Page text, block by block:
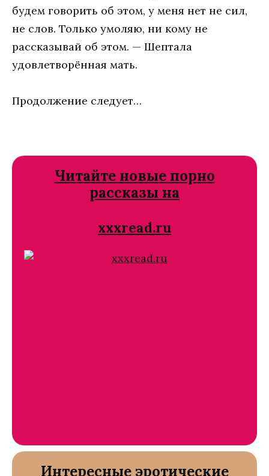
будем говорить об этом, у меня нет не сил,
не слов. Только умоляю, ни кому не
рассказывай об этом. — Шептала
удовлетворённая мать.
Продолжение следует…
Читайте новые порно
рассказы на
xxxread.ru
Интересные эротические